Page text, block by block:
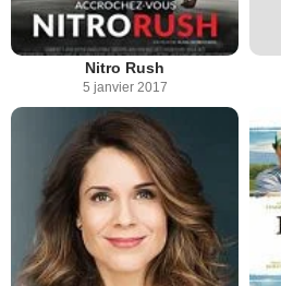
Nitro Rush
5 janvier 2017